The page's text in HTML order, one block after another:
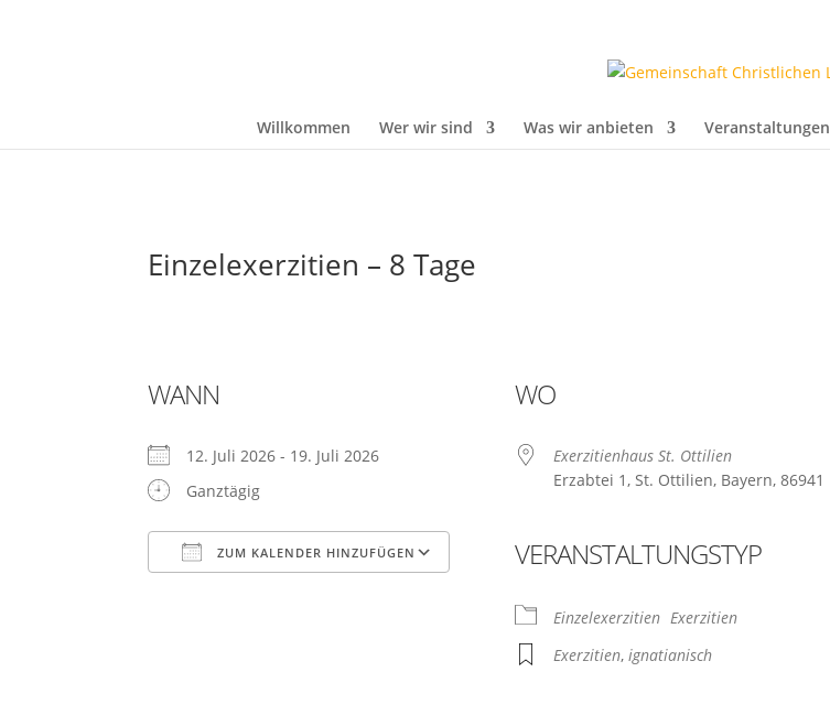
Willkommen Wer wir sind Was wir anbieten Veranstaltungen
Einzelexerzitien – 8 Tage
WANN
12. Juli 2026 - 19. Juli 2026
Ganztägig
ZUM KALENDER HINZUFÜGEN
WO
Exerzitienhaus St. Ottilien
Erzabtei 1, St. Ottilien, Bayern, 86941
VERANSTALTUNGSTYP
Einzelexerzitien Exerzitien
Exerzitien, ignatianisch